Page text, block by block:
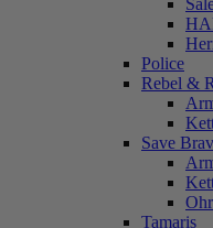
Police
Rebel &
Save
Tamaris